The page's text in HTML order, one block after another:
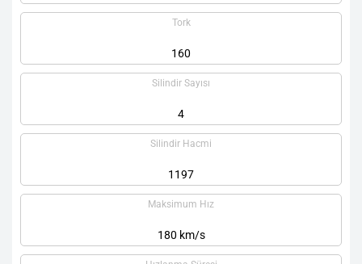
Tork
160
Silindir Sayısı
4
Silindir Hacmi
1197
Maksimum Hız
180 km/s